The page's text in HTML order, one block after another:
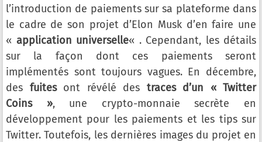
l’introduction de paiements sur sa plateforme dans
le cadre de son projet d’Elon Musk d’en faire une
« application universelle« . Cependant, les détails
sur la façon dont ces paiements seront
implémentés sont toujours vagues. En décembre,
des fuitesont révélé des traces d’un « Twitter
Coins », une crypto-monnaie secrète en
développement pour les paiements et les tips sur
Twitter. Toutefois, les dernières images du projet en